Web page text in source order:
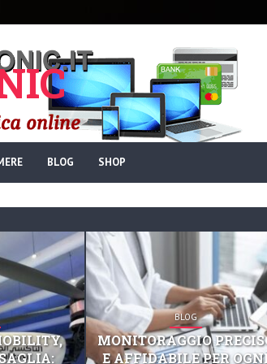
BLOG SHOP
BLOG
MONITORAGGIO
E AFFIDABILE PER